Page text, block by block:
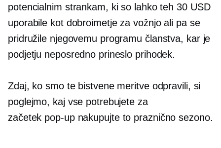
potencialnim strankam, ki so lahko teh 30 USD
uporabile kot dobroimetje za vožnjo ali pa se
pridružile njegovemu programu članstva, kar je
podjetju neposredno prineslo prihodek.
Zdaj, ko smo te bistvene meritve odpravili, si
poglejmo, kaj vse potrebujete za
začetek pop-upnakupujte to praznično sezono.